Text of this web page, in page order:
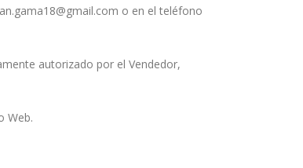
o en el teléfono
autorizado por el Vendedor,
Web.